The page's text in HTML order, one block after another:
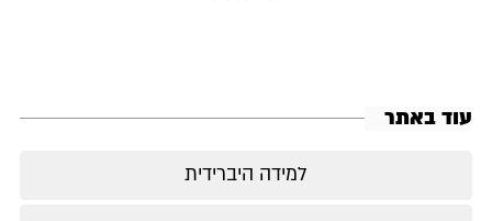
עוד באתר
למידה היברידית